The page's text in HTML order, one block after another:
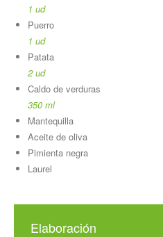
1 ud
Puerro
1 ud
Patata
2 ud
Caldo de verduras
350 ml
Mantequilla
Aceite de oliva
Pimienta negra
Laurel
Elaboración